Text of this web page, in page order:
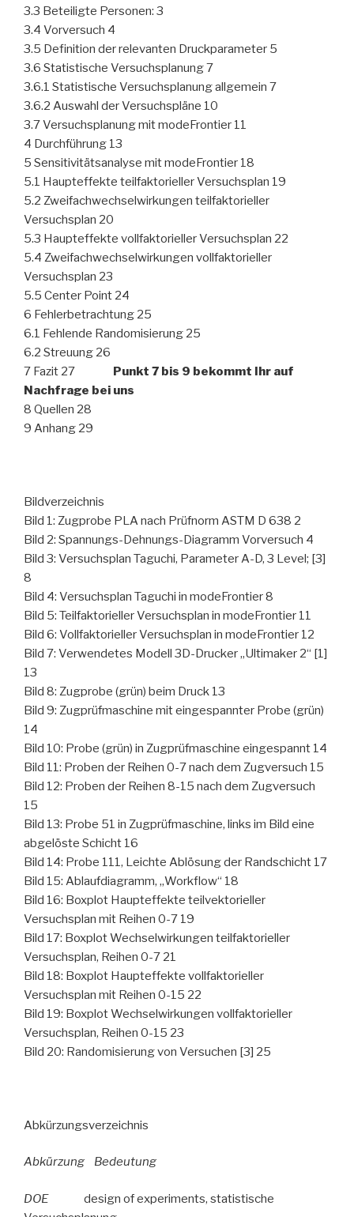
3.3 Beteiligte Personen: 3
3.4 Vorversuch 4
3.5 Definition der relevanten Druckparameter 5
3.6 Statistische Versuchsplanung 7
3.6.1 Statistische Versuchsplanung allgemein 7
3.6.2 Auswahl der Versuchspläne 10
3.7 Versuchsplanung mit modeFrontier 11
4 Durchführung 13
5 Sensitivitätsanalyse mit modeFrontier 18
5.1 Haupteffekte teilfaktorieller Versuchsplan 19
5.2 Zweifachwechselwirkungen teilfaktorieller
Versuchsplan 20
5.3 Haupteffekte vollfaktorieller Versuchsplan 22
5.4 Zweifachwechselwirkungen vollfaktorieller
Versuchsplan 23
5.5 Center Point 24
6 Fehlerbetrachtung 25
6.1 Fehlende Randomisierung 25
6.2 Streuung 26
7 Fazit 27
Punkt 7 bis 9 bekommt Ihr auf
Nachfrage bei uns
8 Quellen 28
9 Anhang 29
Bildverzeichnis
Bild 1: Zugprobe PLA nach Prüfnorm ASTM D 638 2
Bild 2: Spannungs-Dehnungs-Diagramm Vorversuch 4
Bild 3: Versuchsplan Taguchi, Parameter A-D, 3 Level; [3]
8
Bild 4: Versuchsplan Taguchi in modeFrontier 8
Bild 5: Teilfaktorieller Versuchsplan in modeFrontier 11
Bild 6: Vollfaktorieller Versuchsplan in modeFrontier 12
Bild 7: Verwendetes Modell 3D-Drucker „Ultimaker 2“ [1]
13
Bild 8: Zugprobe (grün) beim Druck 13
Bild 9: Zugprüfmaschine mit eingespannter Probe (grün)
14
Bild 10: Probe (grün) in Zugprüfmaschine eingespannt 14
Bild 11: Proben der Reihen 0-7 nach dem Zugversuch 15
Bild 12: Proben der Reihen 8-15 nach dem Zugversuch
15
Bild 13: Probe 51 in Zugprüfmaschine, links im Bild eine
abgelöste Schicht 16
Bild 14: Probe 111, Leichte Ablösung der Randschicht 17
Bild 15: Ablaufdiagramm, „Workflow“ 18
Bild 16: Boxplot Haupteffekte teilvektorieller
Versuchsplan mit Reihen 0-7 19
Bild 17: Boxplot Wechselwirkungen teilfaktorieller
Versuchsplan, Reihen 0-7 21
Bild 18: Boxplot Haupteffekte vollfaktorieller
Versuchsplan mit Reihen 0-15 22
Bild 19: Boxplot Wechselwirkungen vollfaktorieller
Versuchsplan, Reihen 0-15 23
Bild 20: Randomisierung von Versuchen [3] 25
Abkürzungsverzeichnis
Abkürzung Bedeutung
DOE design of experiments, statistische